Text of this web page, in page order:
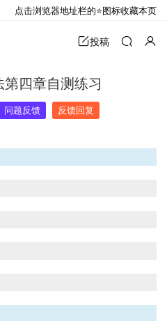
投稿
四章自测练习
问题反馈 反馈回复
点击浏览器地址栏的⭐图标收藏本页